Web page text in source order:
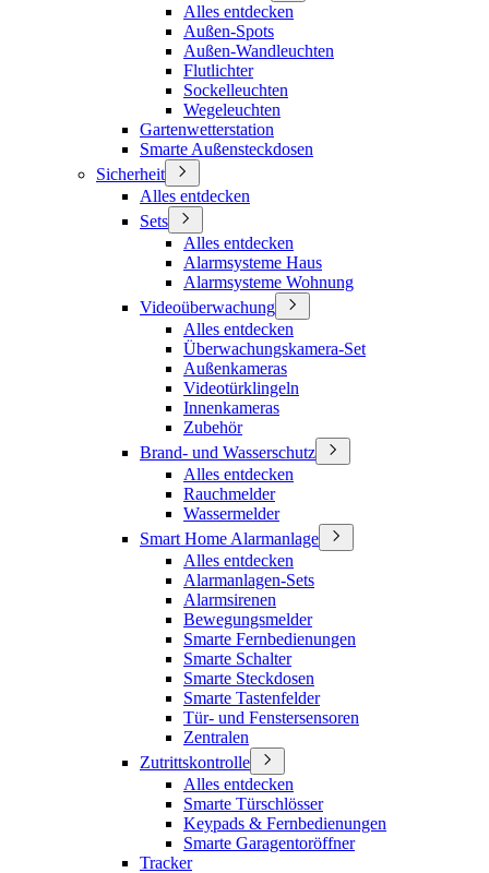
Alles entdecken
Außen-Spots
Außen-Wandleuchten
Flutlichter
Sockelleuchten
Wegeleuchten
Gartenwetterstation
Smarte Außensteckdosen
Sicherheit
Alles entdecken
Sets
Alles entdecken
Alarmsysteme Haus
Alarmsysteme Wohnung
Videoüberwachung
Alles entdecken
Überwachungskamera-Set
Außenkameras
Videotürklingeln
Innenkameras
Zubehör
Brand- und Wasserschutz
Alles entdecken
Rauchmelder
Wassermelder
Smart Home Alarmanlage
Alles entdecken
Alarmanlagen-Sets
Alarmsirenen
Bewegungsmelder
Smarte Fernbedienungen
Smarte Schalter
Smarte Steckdosen
Smarte Tastenfelder
Tür- und Fenstersensoren
Zentralen
Zutrittskontrolle
Alles entdecken
Smarte Türschlösser
Keypads & Fernbedienungen
Smarte Garagentoröffner
Tracker